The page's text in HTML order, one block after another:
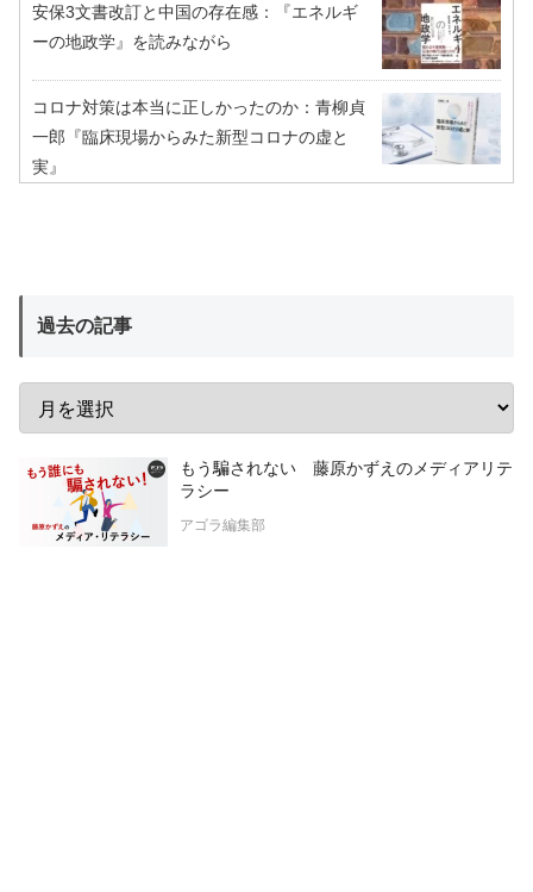
安保3文書改訂と中国の存在感：『エネルギ
ーの地政学』を読みながら
コロナ対策は本当に正しかったのか：青柳貞
一郎『臨床現場からみた新型コロナの虚と
実』
過去の記事
もう騙されない 藤原かずえのメディアリテ
ラシー
アゴラ編集部